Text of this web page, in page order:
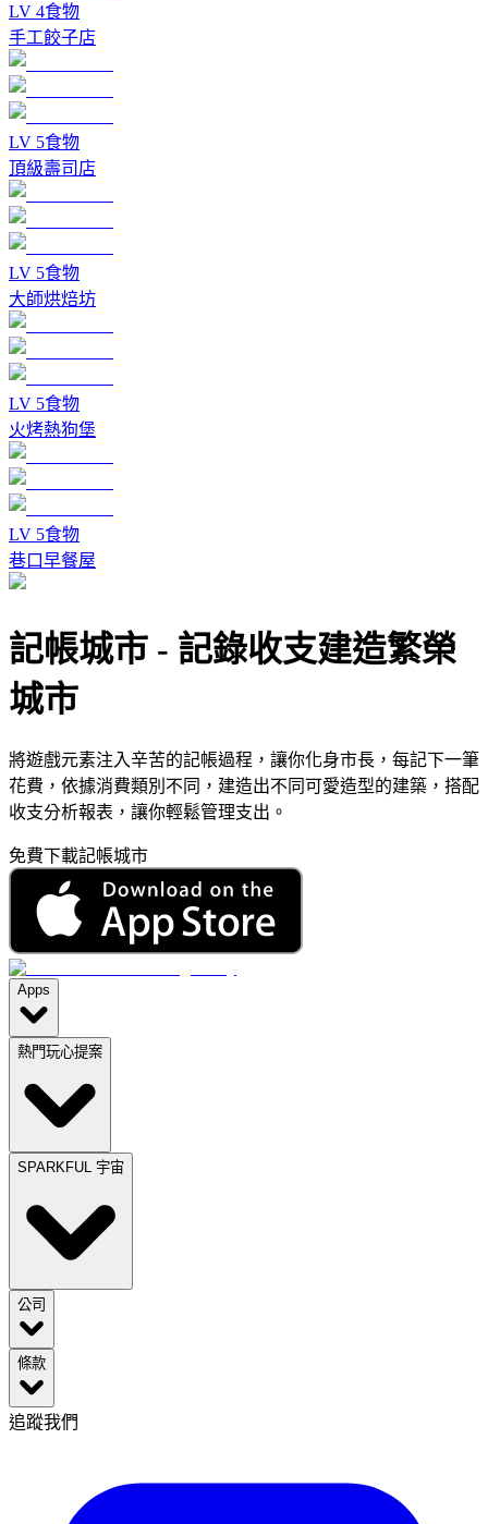
LV 4食物
手工餃子店
LV 5食物
頂級壽司店
LV 5食物
大師烘焙坊
LV 5食物
火烤熱狗堡
LV 5食物
巷口早餐屋
記帳城市 - 記錄收支建造繁榮
城市
將遊戲元素注入辛苦的記帳過程，讓你化身市長，每記下一筆
花費，依據消費類別不同，建造出不同可愛造型的建築，搭配
收支分析報表，讓你輕鬆管理支出。
免費下載記帳城市
Apps
熱門玩心提案
SPARKFUL 宇宙
公司
條款
追蹤我們